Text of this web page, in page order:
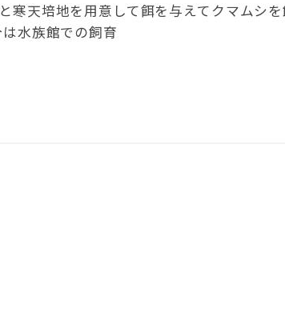
寒天培地を用意して餌を与えてクマムシ
水族館での飼育